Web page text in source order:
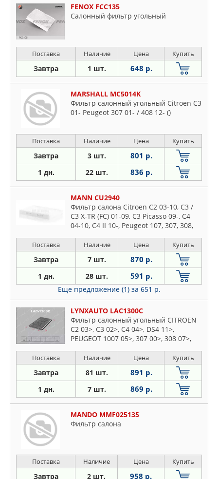
FENOX FCC135
Салонный фильтр угольный
Поставка Наличие Цена Купить
Завтра 1 шт. 648 р.
MARSHALL MC5014K
Фильтр салонный угольный Citroen C3
01- Peugeot 307 01- / 408 12- ()
Поставка Наличие Цена Купить
Завтра 3 шт. 801 р.
1 дн. 22 шт. 836 р.
MANN CU2940
Фильтр салона Citroen C2 03-10, C3 /
C3 X-TR (FC) 01-09, C3 Picasso 09-, C4
04-10, C4 II 10-, Peugeot 107, 307, 308,
Поставка Наличие Цена Купить
Завтра 7 шт. 870 р.
1 дн. 28 шт. 591 р.
Еще предложение (1) за 651 р.
LYNXAUTO LAC1300C
Фильтр салонный угольный CITROEN
C2 03>, C3 02>, C4 04>, DS4 11>,
PEUGEOT 1007 05>, 307 00>, 308 07>,
Поставка Наличие Цена Купить
Завтра 81 шт. 891 р.
1 дн. 7 шт. 869 р.
MANDO MMF025135
Фильтр салона
Поставка Наличие Цена Купить
Завтра 2 шт. 958 р.